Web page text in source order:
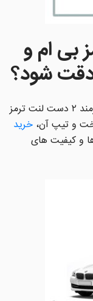
بی ام و
دقت شود؟
نیز مانند سایر ماشین ها نیازمند ۲ دست لنت ترمز
و تیپ آن، خرید
و کیفیت های